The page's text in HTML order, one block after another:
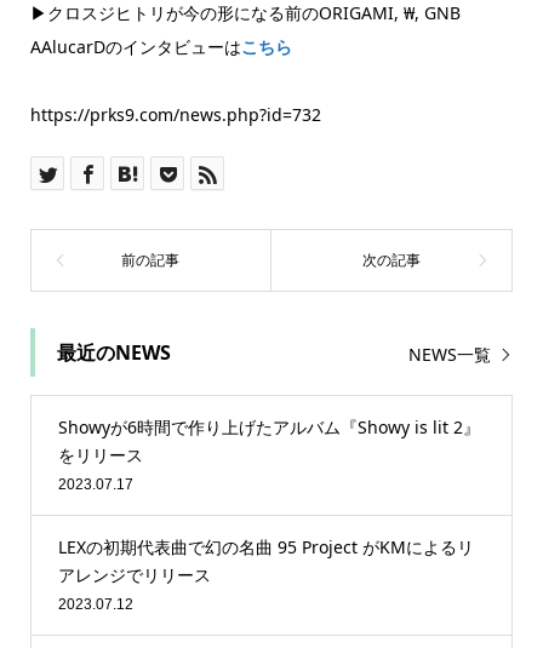
▶クロスジヒトリが今の形になる前のORIGAMI, ₩, GNB
AAlucarDのインタビューはこちら
https://prks9.com/news.php?id=732
最近のNEWS NEWS一覧
Showyが6時間で作り上げたアルバム『Showy is lit 2』
をリリース
2023.07.17
LEXの初期代表曲で幻の名曲 95 Project がKMによるリ
アレンジでリリース
2023.07.12